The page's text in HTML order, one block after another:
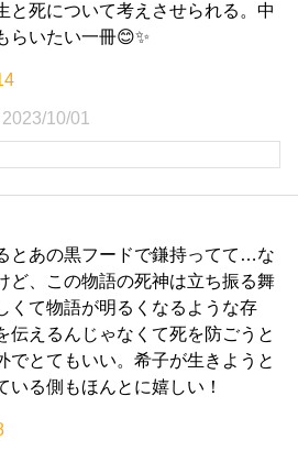
と死について考えさせられる。中
らいたい一冊😊✨
2023/10/01
とあの黒フードで鎌持ってて…な
ど、この物語の死神は立ち振る舞
くて物語が明るくなるような存
伝えるんじゃなくて死を防ごうと
でとてもいい。希子が生きようと
いる側もほんとに嬉しい！